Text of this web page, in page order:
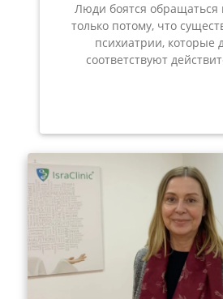
Люди боятся обращаться
только потому, что
психиатрии, которые
соответствуют